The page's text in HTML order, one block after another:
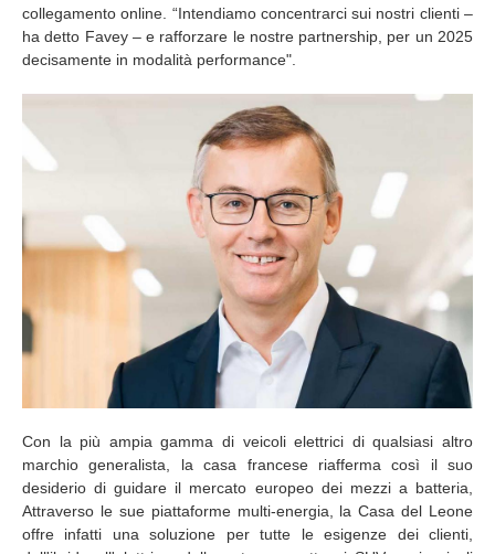
collegamento online. “Intendiamo concentrarci sui nostri clienti –
ha detto Favey – e rafforzare le nostre partnership, per un 2025
decisamente in modalità performance".
Con la più ampia gamma di veicoli elettrici di qualsiasi altro
marchio generalista, la casa francese riafferma così il suo
desiderio di guidare il mercato europeo dei mezzi a batteria,
Attraverso le sue piattaforme multi-energia, la Casa del Leone
offre infatti una soluzione per tutte le esigenze dei clienti,